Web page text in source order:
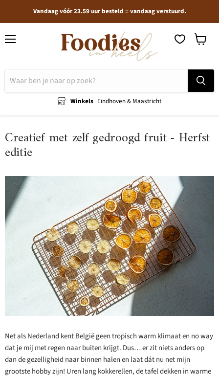
Vandaag vóór 23.59 uur besteld = vandaag verstuurd.
Winkels Eindhoven & Maastricht
Creatief met zelf gedroogd fruit - Herfst
editie
Net als Nederland kent België geen tropisch warm klimaat en no way
dat je mij met regen naar buiten krijgt. Dus… er zit niets anders op
dan de gezelligheid naar binnen halen en laat dát nu net mijn
grootste hobby zijn! Uren lang kokkerellen, de tafel dekken in warme